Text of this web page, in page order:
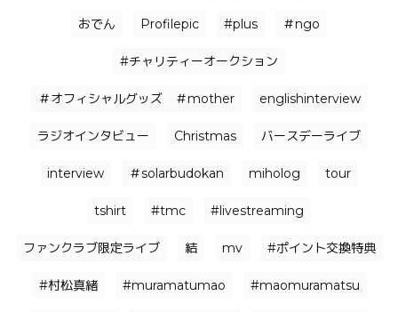
おでん Profilepic #plus ＃ngo
#チャリティーオークション
＃オフィシャルグッズ ＃mother englishinterview
ラジオインタビュー Christmas バースデーライブ
interview ＃solarbudokan miholog tour
tshirt #tmc #livestreaming
ファンクラブ限定ライブ 結 mv #ポイント交換特典
#村松真緒 #muramatumao #maomuramatsu